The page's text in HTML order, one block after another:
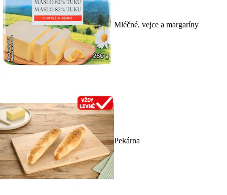
Mléčné, vejce a margaríny
Pekárna